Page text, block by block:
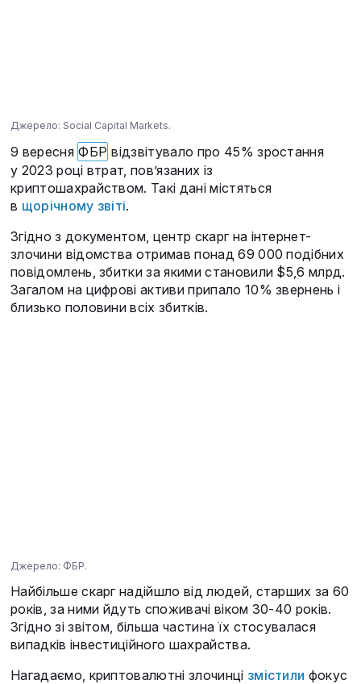
Джерело: Social Capital Markets.
9 вересня ФБР відзвітувало про 45% зростання
у 2023 році втрат, пов’язаних із
криптошахрайством. Такі дані містяться
в щорічному звіті.
Згідно з документом, центр скарг на інтернет-
злочини відомства отримав понад 69 000 подібних
повідомлень, збитки за якими становили $5,6 млрд.
Загалом на цифрові активи припало 10% звернень і
близько половини всіх збитків.
Джерело: ФБР.
Найбільше скарг надійшло від людей, старших за 60
років, за ними йдуть споживачі віком 30-40 років.
Згідно зі звітом, більша частина їх стосувалася
випадків інвестиційного шахрайства.
Нагадаємо, криптовалютні злочинці змістили фокус